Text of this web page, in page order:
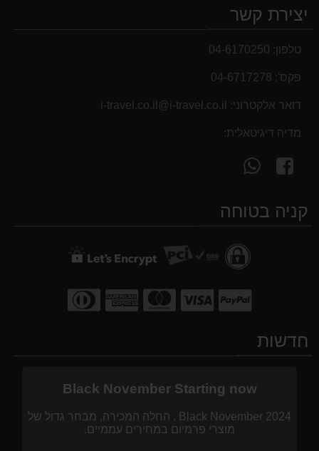
יצירת קשר
טלפון: 04-6170250
פקס': 04-6717278
דואר אלקטרוני: i-travel.co.il@i-travel.co.il
מדיה דיגיטאלית:
עקוב
אחרינו
facebook
WhatsAppקניה בטוחה
חדשות
Black November Starting now
Black November 2024 , החלה המכירה, מבחר גדול של
מוצרי פרמיום במחירים עממיים.